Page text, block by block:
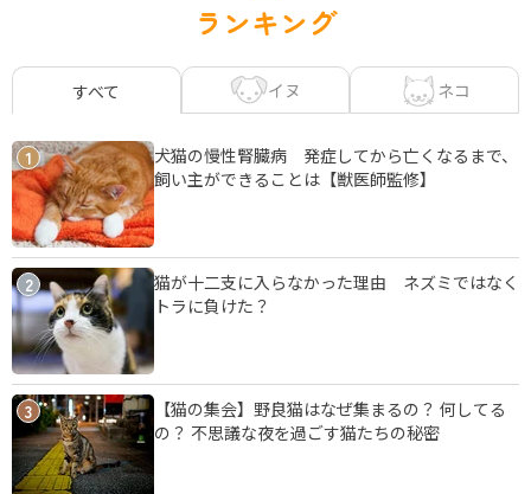
ランキング
すべて イヌ ネコ
1
犬猫の慢性腎臓病 発症してから亡くなるまで、
飼い主ができることは【獣医師監修】
2
猫が十二支に入らなかった理由 ネズミではなく
トラに負けた？
3
【猫の集会】野良猫はなぜ集まるの？ 何してる
の？ 不思議な夜を過ごす猫たちの秘密